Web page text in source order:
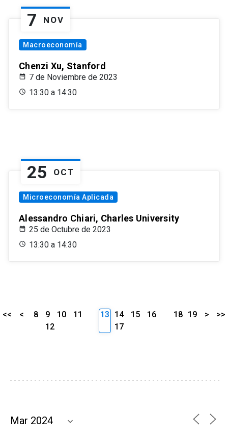
7 NOV
Macroeconomía
Chenzi Xu, Stanford
7 de Noviembre de 2023
13:30 a 14:30
25 OCT
Microeconomía Aplicada
Alessandro Chiari, Charles University
25 de Octubre de 2023
13:30 a 14:30
<< < 8 9 10
11
12
13 14 15
16
17
18 19 > >>